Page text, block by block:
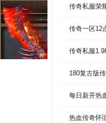
传奇私服荣
传奇一区12
传奇私服
180复古版
每日新开热
热血传奇怀